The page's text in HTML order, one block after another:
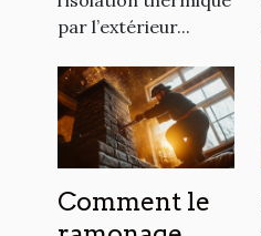
par l’extérieur...
Comment le